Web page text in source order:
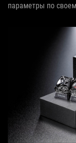
параметры по